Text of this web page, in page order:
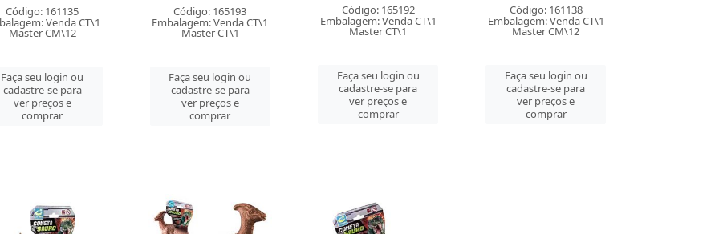
Código: 161135
Venda CT\1
Master CM\12
Faça seu login ou
cadastre-se para
ver preços e
comprar
Código: 165193
Embalagem: Venda CT\1
Master CT\1
Faça seu login ou
cadastre-se para
ver preços e
comprar
Código: 165192
Embalagem: Venda CT\1
Master CT\1
Faça seu login ou
cadastre-se para
ver preços e
comprar
Código: 161138
Embalagem: Venda CT\1
Master CM\12
Faça seu login ou
cadastre-se para
ver preços e
comprar